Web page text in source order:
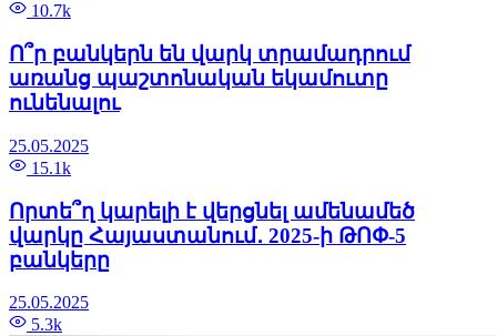
10.7k
Ո՞ր բանկերն են վարկ տրամադրում
առանց պաշտոնական եկամուտը
ունենալու
25.05.2025
15.1k
Որտե՞ղ կարելի է վերցնել ամենամեծ
վարկը Հայաստանում․ 2025-ի ԹՈՓ-5
բանկերը
25.05.2025
5.3k